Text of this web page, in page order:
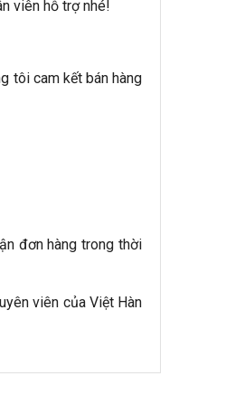
viên hỗ trợ nhé!
tôi cam kết bán hàng
đơn hàng trong thời
viên của Việt Hàn